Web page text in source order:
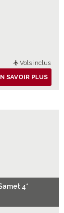
Vols inclus
SAVOIR PLUS
4*